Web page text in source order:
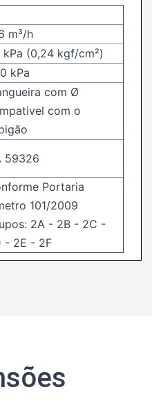
m³/h
kPa (0,24 kgf/cm²)
kPa
com Ø
com o
59326
Portaria
101/2009
2A - 2B - 2C -
- 2E - 2F